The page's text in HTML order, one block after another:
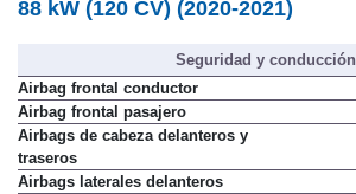
88 kW (120 CV) (2020-2021)
Seguridad y conducción
Airbag frontal conductor
Airbag frontal pasajero
Airbags de cabeza delanteros y
traseros
Airbags laterales delanteros